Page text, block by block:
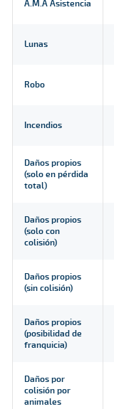
A.M.A Asistencia
Lunas
Robo
Incendios
Daños propios
(solo en pérdida
total)
Daños propios
(solo con
colisión)
Daños propios
(sin colisión)
Daños propios
(posibilidad de
franquicia)
Daños por
colisión por
animales